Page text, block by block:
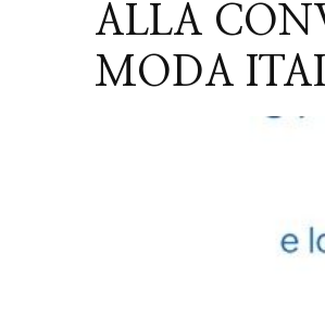
ALLA
MODA